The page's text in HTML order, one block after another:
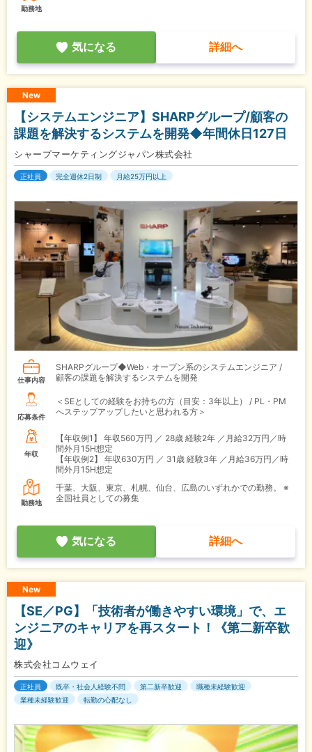
勤務地
気になる 詳細へ
New
【システムエンジニア】SHARPグループ/顧客の
課題を解決するシステムを開発◆年間休日127日
シャープマーケティングジャパン株式会社
正社員 完全週休2日制 月給25万円以上
仕事内容
SHARPグループ◆Web・オープン系のシステムエンジニア /
顧客の課題を解決するシステムを開発
応募条件
＜SEとしての経験をお持ちの方（目安：3年以上） / PL・PM
へステップアップしたいと思われる方＞
年収
【年収例1】
年収560万円 ／ 28歳 経験2年 ／月給32万円／時
間外月15H想定
【年収例2】
年収630万円 ／ 31歳 経験3年 ／月給36万円／時
間外月15H想定
勤務地
千葉、大阪、東京、札幌、仙台、広島のいずれかでの勤務。 ※
全国社員としての募集
気になる 詳細へ
New
【SE／PG】「技術者が働きやすい環境」で、エ
ンジニアのキャリアを再スタート！《第二新卒歓
迎》
株式会社コムウェイ
正社員 既卒・社会人経験不問 第二新卒歓迎
職種未経験歓迎
業種未経験歓迎
転勤の心配なし